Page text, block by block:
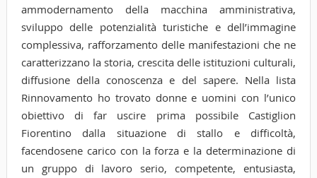
ammodernamento della macchina amministrativa,
sviluppo delle potenzialità turistiche e dell’immagine
complessiva, rafforzamento delle manifestazioni che ne
caratterizzano la storia, crescita delle istituzioni culturali,
diffusione della conoscenza e del sapere. Nella lista
Rinnovamento ho trovato donne e uomini con l’unico
obiettivo di far uscire prima possibile Castiglion
Fiorentino dalla situazione di stallo e difficoltà,
facendosene carico con la forza e la determinazione di
un gruppo di lavoro serio, competente, entusiasta,